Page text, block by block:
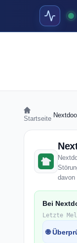
Startseite
davon
Bei
Letzte
🌐